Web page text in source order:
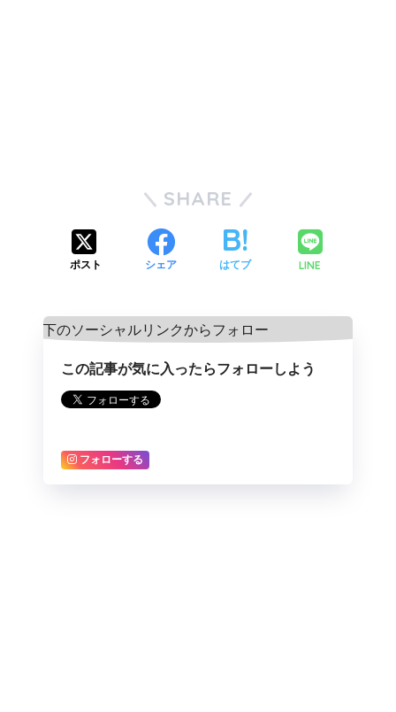
SHARE
ポスト シェア はてブ LINE
この記事が気に入ったらフォローしよう
フォローする